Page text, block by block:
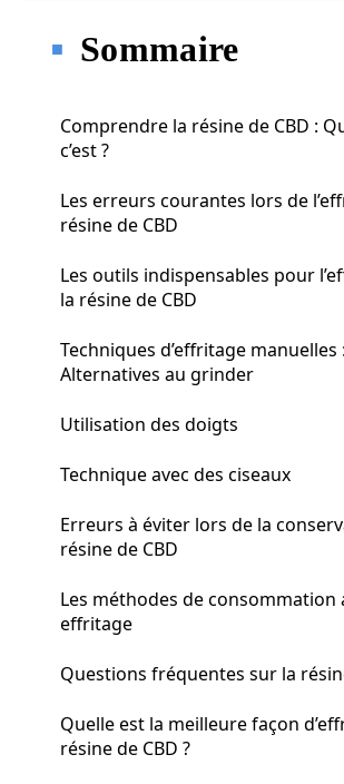
Sommaire
Comprendre la résine de CBD :
c’est ?
Les erreurs courantes lors de
résine de CBD
Les outils indispensables pour
la résine de CBD
Techniques d’effritage manuelles :
Alternatives au grinder
Utilisation des doigts
Technique avec des ciseaux
Erreurs à éviter lors de la
résine de CBD
Les méthodes de consommation
effritage
Questions fréquentes sur la
Quelle est la meilleure façon
résine de CBD ?